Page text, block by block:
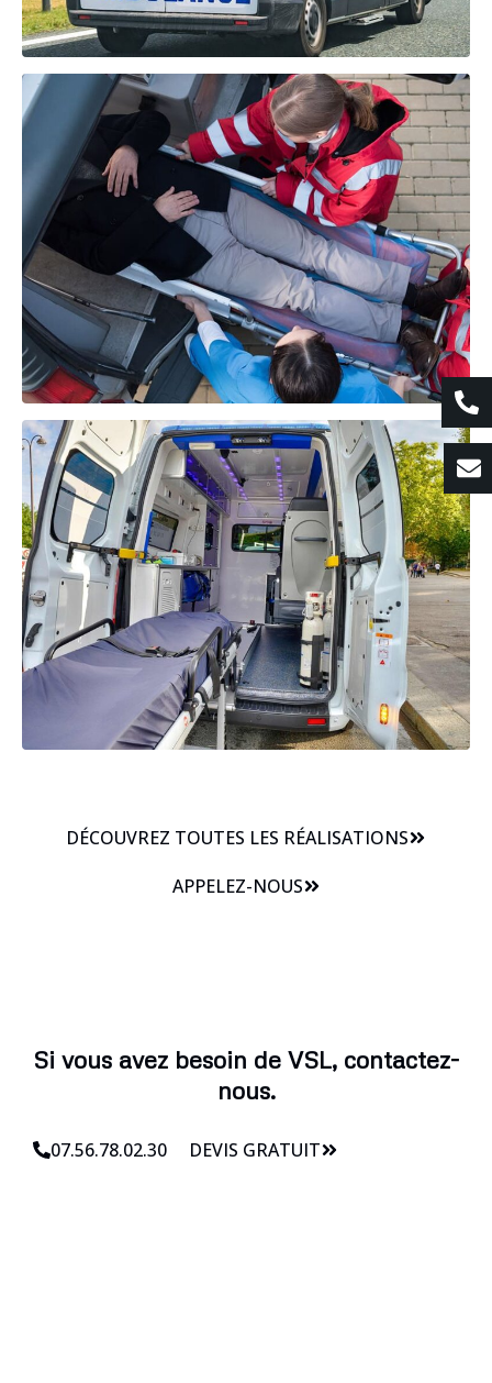
DÉCOUVREZ TOUTES LES RÉALISATIONS
APPELEZ-NOUS
Si vous avez besoin de VSL, contactez-
nous.
07.56.78.02.30 DEVIS GRATUIT